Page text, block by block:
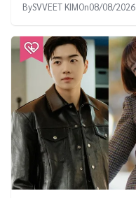
BySVVEET KIMOn08/08/2026